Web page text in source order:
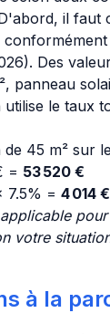
il faut
Des
panneau
utilise le taux
45 m² sur
= 53 520 €
7.5% = 4 014 €
votre
à la